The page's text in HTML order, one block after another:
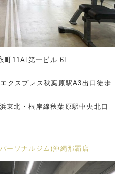
町11At第一ビル 6F
クスプレス秋葉原駅A3出口徒歩
東北・根岸線秋葉原駅中央北口
ーソナルジム)沖縄那覇店